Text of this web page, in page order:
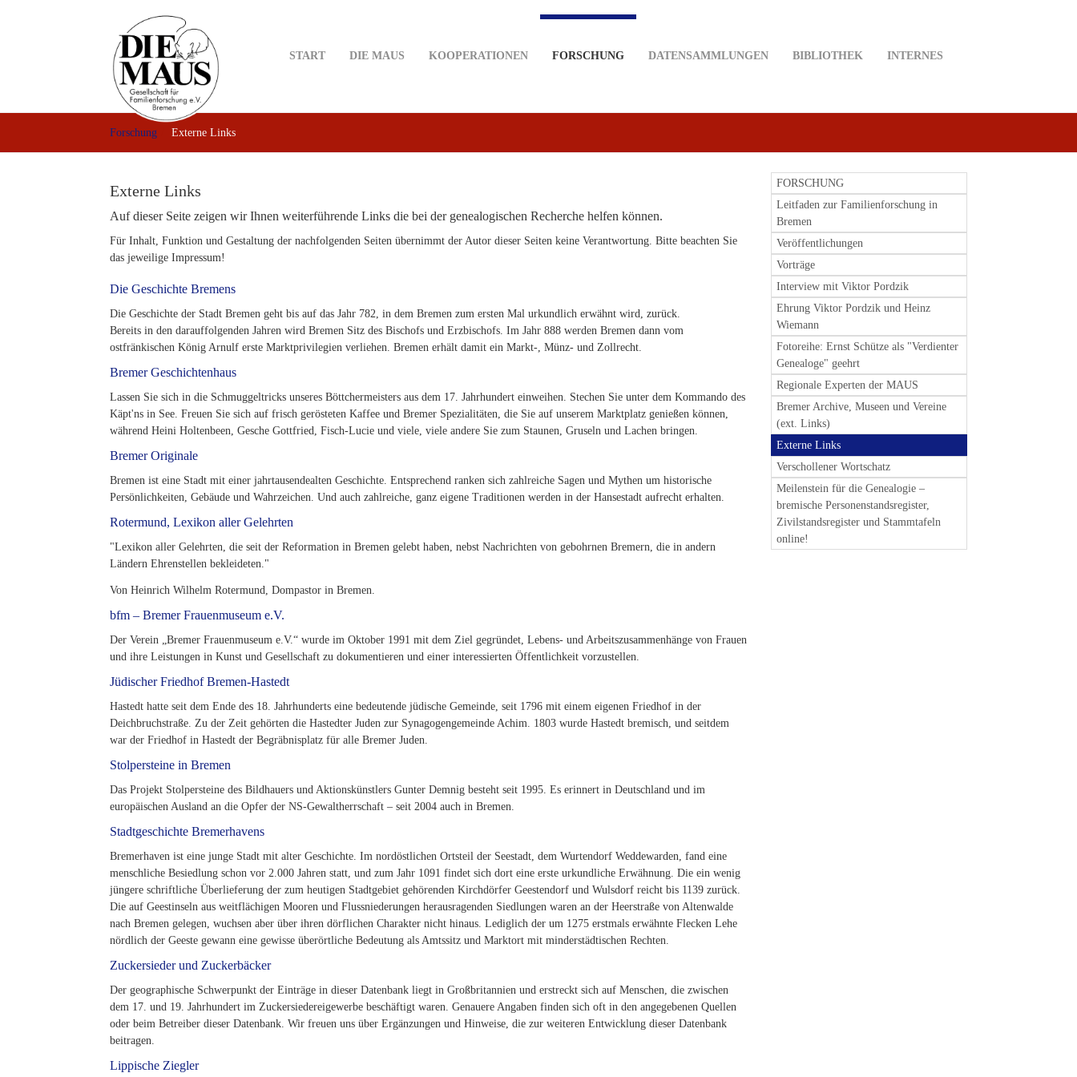
START DIE MAUS KOOPERATIONEN FORSCHUNG DATENSAMMLUNGEN BIBLIOTHEK INTERNES
Forschung Externe Links
Externe Links
Auf dieser Seite zeigen wir Ihnen weiterführende Links die bei der genealogischen Recherche helfen können.
Für Inhalt, Funktion und Gestaltung der nachfolgenden Seiten übernimmt der Autor dieser Seiten keine Verantwortung. Bitte beachten Sie
das jeweilige Impressum!
Die Geschichte Bremens
Die Geschichte der Stadt Bremen geht bis auf das Jahr 782, in dem Bremen zum ersten Mal urkundlich erwähnt wird, zurück.
Bereits in den darauffolgenden Jahren wird Bremen Sitz des Bischofs und Erzbischofs. Im Jahr 888 werden Bremen dann vom
ostfränkischen König Arnulf erste Marktprivilegien verliehen. Bremen erhält damit ein Markt-, Münz- und Zollrecht.
Bremer Geschichtenhaus
Lassen Sie sich in die Schmuggeltricks unseres Böttchermeisters aus dem 17. Jahrhundert einweihen. Stechen Sie unter dem Kommando des
Käpt'ns in See. Freuen Sie sich auf frisch gerösteten Kaffee und Bremer Spezialitäten, die Sie auf unserem Marktplatz genießen können,
während Heini Holtenbeen, Gesche Gottfried, Fisch-Lucie und viele, viele andere Sie zum Staunen, Gruseln und Lachen bringen.
Bremer Originale
Bremen ist eine Stadt mit einer jahrtausendealten Geschichte. Entsprechend ranken sich zahlreiche Sagen und Mythen um historische
Persönlichkeiten, Gebäude und Wahrzeichen. Und auch zahlreiche, ganz eigene Traditionen werden in der Hansestadt aufrecht erhalten.
Rotermund, Lexikon aller Gelehrten
"Lexikon aller Gelehrten, die seit der Reformation in Bremen gelebt haben, nebst Nachrichten von gebohrnen Bremern, die in andern
Ländern Ehrenstellen bekleideten."
Von Heinrich Wilhelm Rotermund, Dompastor in Bremen.
bfm – Bremer Frauenmuseum e.V.
Der Verein „Bremer Frauenmuseum e.V.“ wurde im Oktober 1991 mit dem Ziel gegründet, Lebens- und Arbeitszusammenhänge von Frauen
und ihre Leistungen in Kunst und Gesellschaft zu dokumentieren und einer interessierten Öffentlichkeit vorzustellen.
Jüdischer Friedhof Bremen-Hastedt
Hastedt hatte seit dem Ende des 18. Jahrhunderts eine bedeutende jüdische Gemeinde, seit 1796 mit einem eigenen Friedhof in der
Deichbruchstraße. Zu der Zeit gehörten die Hastedter Juden zur Synagogengemeinde Achim. 1803 wurde Hastedt bremisch, und seitdem
war der Friedhof in Hastedt der Begräbnisplatz für alle Bremer Juden.
Stolpersteine in Bremen
Das Projekt Stolpersteine des Bildhauers und Aktionskünstlers Gunter Demnig besteht seit 1995. Es erinnert in Deutschland und im
europäischen Ausland an die Opfer der NS-Gewaltherrschaft – seit 2004 auch in Bremen.
Stadtgeschichte Bremerhavens
Bremerhaven ist eine junge Stadt mit alter Geschichte. Im nordöstlichen Ortsteil der Seestadt, dem Wurtendorf Weddewarden, fand eine
menschliche Besiedlung schon vor 2.000 Jahren statt, und zum Jahr 1091 findet sich dort eine erste urkundliche Erwähnung. Die ein wenig
jüngere schriftliche Überlieferung der zum heutigen Stadtgebiet gehörenden Kirchdörfer Geestendorf und Wulsdorf reicht bis 1139 zurück.
Die auf Geestinseln aus weitflächigen Mooren und Flussniederungen herausragenden Siedlungen waren an der Heerstraße von Altenwalde
nach Bremen gelegen, wuchsen aber über ihren dörflichen Charakter nicht hinaus. Lediglich der um 1275 erstmals erwähnte Flecken Lehe
nördlich der Geeste gewann eine gewisse überörtliche Bedeutung als Amtssitz und Marktort mit minderstädtischen Rechten.
Zuckersieder und Zuckerbäcker
Der geographische Schwerpunkt der Einträge in dieser Datenbank liegt in Großbritannien und erstreckt sich auf Menschen, die zwischen
dem 17. und 19. Jahrhundert im Zuckersiedereigewerbe beschäftigt waren. Genauere Angaben finden sich oft in den angegebenen Quellen
oder beim Betreiber dieser Datenbank. Wir freuen uns über Ergänzungen und Hinweise, die zur weiteren Entwicklung dieser Datenbank
beitragen.
Lippische Ziegler
FORSCHUNG
Leitfaden zur Familienforschung in
Bremen
Veröffentlichungen
Vorträge
Interview mit Viktor Pordzik
Ehrung Viktor Pordzik und Heinz
Wiemann
Fotoreihe: Ernst Schütze als "Verdienter
Genealoge" geehrt
Regionale Experten der MAUS
Bremer Archive, Museen und Vereine
(ext. Links)
Externe Links
Verschollener Wortschatz
Meilenstein für die Genealogie –
bremische Personenstandsregister,
Zivilstandsregister und Stammtafeln
online!